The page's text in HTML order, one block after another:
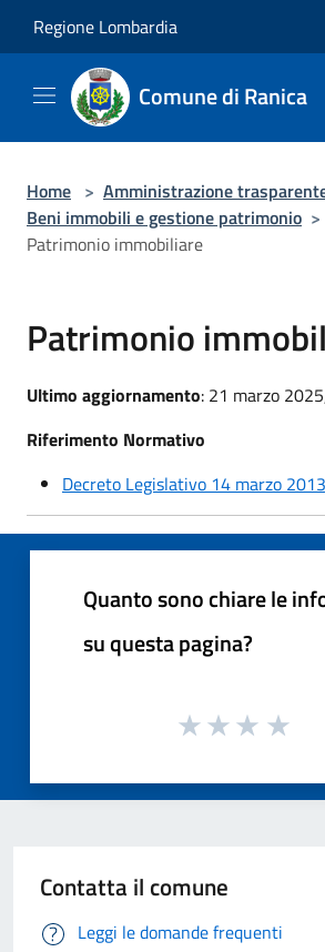
Regione Lombardia
Comune di Ranica
Home > Amministrazione
Beni immobili e gestione patrimonio >
Patrimonio immobiliare
Patrimonio
Ultimo aggiornamento: 21 marzo
Riferimento Normativo
Decreto Legislativo 14 marzo
Quanto sono chiare le
su questa pagina?
Contatta il comune
Leggi le domande frequenti